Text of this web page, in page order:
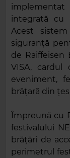
integrată cu
Acest
siguranță
de Raiffeisen
VISA, cardul
eveniment,
brățară din
Împreună cu
festivalului
brățări de
perimetrul